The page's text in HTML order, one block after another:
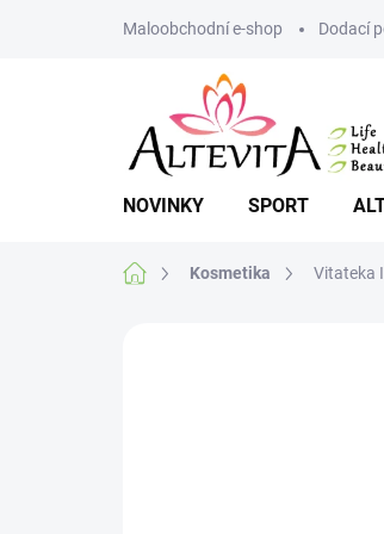
Maloobchodní e-shop Dodací
NOVINKY SPORT
Domů Kosmetika Vitateka